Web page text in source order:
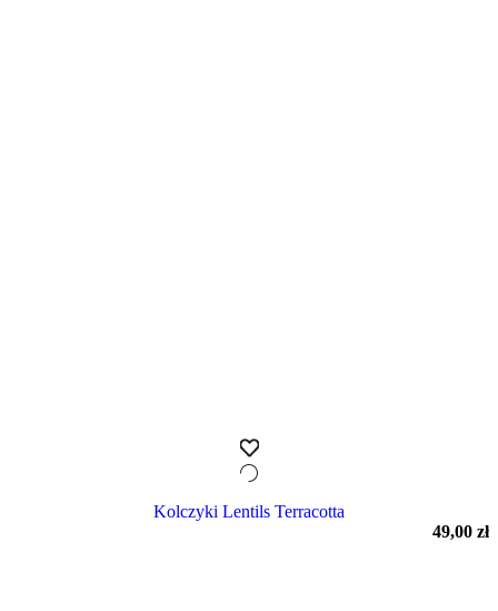
Kolczyki Lentils Terracotta
49,00 zł